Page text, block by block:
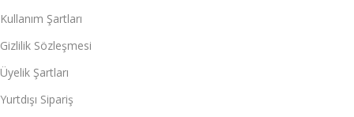
Kullanım Şartları
Gizlilik Sözleşmesi
Üyelik Şartları
Yurtdışı Sipariş